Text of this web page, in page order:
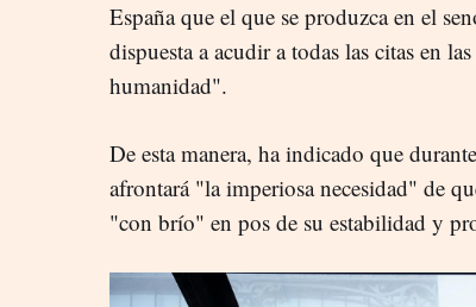
España que el que se produzca en el
dispuesta a acudir a todas las citas en
humanidad".
De esta manera, ha indicado que
afrontará "la imperiosa necesidad" de
"con brío" en pos de su estabilidad y